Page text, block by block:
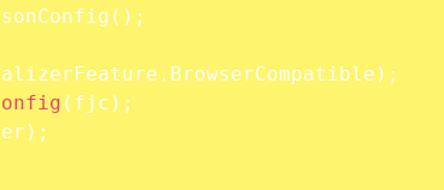
( ) ;
. BrowserCompatible ) ;
( fjc ) ;
) ;